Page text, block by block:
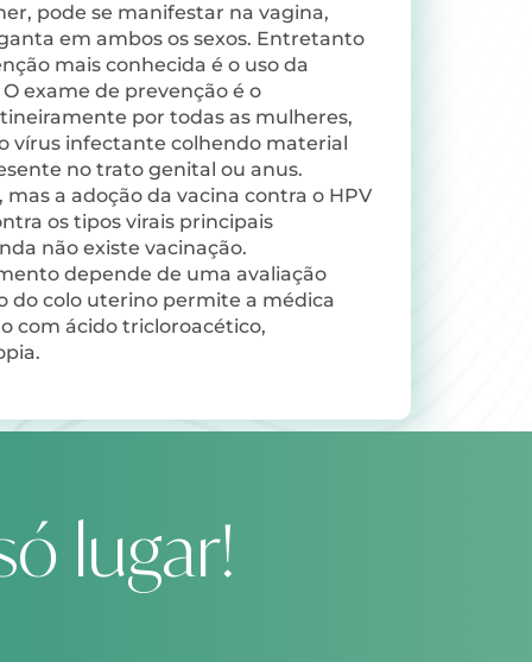
pode se manifestar na vagina,
em ambos os sexos. Entretanto
mais conhecida é o uso da
exame de prevenção é o
por todas as mulheres,
vírus infectante colhendo material
no trato genital ou anus.
a adoção da vacina contra o HPV
os tipos virais principais
não existe vacinação.
depende de uma avaliação
do colo uterino permite a médica
com ácido tricloroacético,
lugar!